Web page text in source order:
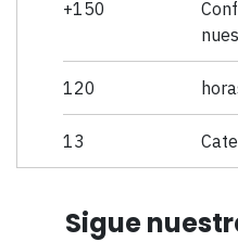
+150
120
13
Sigue